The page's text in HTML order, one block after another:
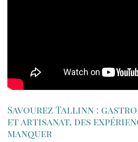
Savourez Tallinn :
et artisanat, des
manquer